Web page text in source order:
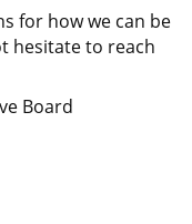
for how we can be
hesitate to reach
Board